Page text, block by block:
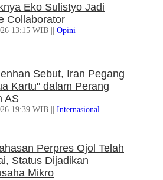
Baru Diterapkan 1
2026
14:23 WIB ||DKI Jakarta
Ketiga Roy Suryo
Gagal Dapat Ganti Rugi Rp
12:28 WIB ||Hukum
Pejabat Kemenhut
Uang 12.500 Dollar
dari Bupati Kuansing
Eko Sulistyo Jadi
Collaborator
13:15 WIB || Opini
Sebut, Iran Pegang
Kartu" dalam Perang
AS
19:39 WIB || Internasional
Perpres Ojol Telah
Status Dijadikan
Mikro